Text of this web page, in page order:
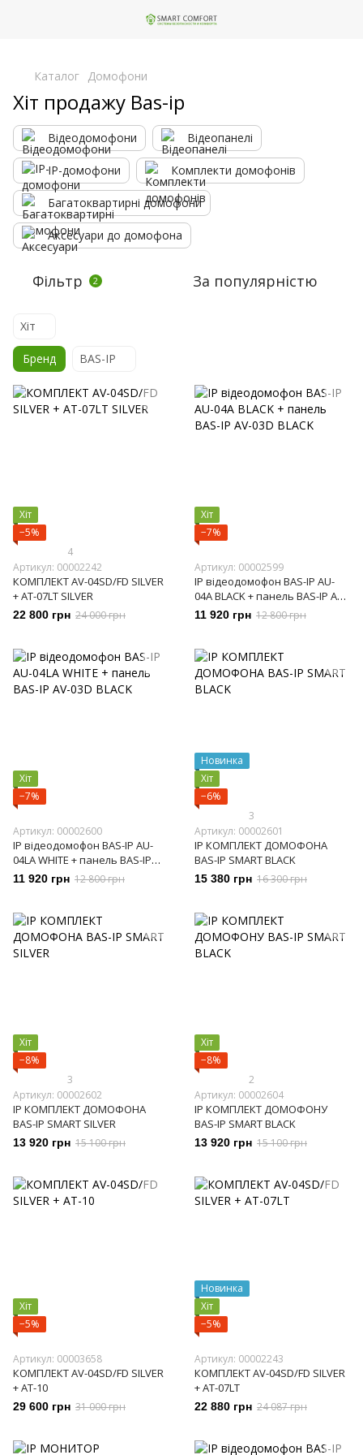
Каталог Домофони
Хіт продажу Bas-ip
Відеодомофони Відеопанелі
IP-домофони Комплекти домофонів
Багатоквартирні домофони
Аксесуари до домофона
Фільтр 2 За популярністю
Хіт
Бренд BAS-IP
Хіт
−5%
4
Артикул: 00002242
КОМПЛЕКТ AV-04SD/FD SILVER
+ AT-07LT SILVER
22 800 грн 24 000 грн
Хіт
−7%
Артикул: 00002599
IP відеодомофон BAS-IP AU-
04A BLACK + панель BAS-IP AV-
03D BLACK
11 920 грн 12 800 грн
Хіт
−7%
Артикул: 00002600
IP відеодомофон BAS-IP AU-
04LA WHITE + панель BAS-IP
AV-03D BLACK
11 920 грн 12 800 грн
Новинка
Хіт
−6%
3
Артикул: 00002601
IP КОМПЛЕКТ ДОМОФОНА
BAS-IP SMART BLACK
15 380 грн 16 300 грн
Хіт
−8%
3
Артикул: 00002602
IP КОМПЛЕКТ ДОМОФОНА
BAS-IP SMART SILVER
13 920 грн 15 100 грн
Хіт
−8%
2
Артикул: 00002604
IP КОМПЛЕКТ ДОМОФОНУ
BAS-IP SMART BLACK
13 920 грн 15 100 грн
Хіт
−5%
Артикул: 00003658
КОМПЛЕКТ AV-04SD/FD SILVER
+ AT-10
29 600 грн 31 000 грн
Новинка
Хіт
−5%
Артикул: 00002243
КОМПЛЕКТ AV-04SD/FD SILVER
+ AT-07LT
22 880 грн 24 087 грн